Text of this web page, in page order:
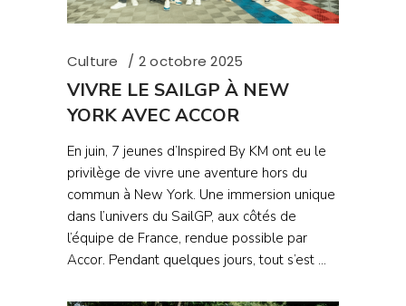
Culture 2 octobre 2025
VIVRE LE SAILGP À NEW
YORK AVEC ACCOR
En juin, 7 jeunes d’Inspired By KM ont eu le
privilège de vivre une aventure hors du
commun à New York. Une immersion unique
dans l’univers du SailGP, aux côtés de
l’équipe de France, rendue possible par
Accor. Pendant quelques jours, tout s’est